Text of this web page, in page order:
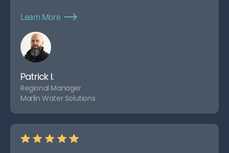
Learn More
Patrick I.
Regional Manager
Marlin Water Solutions